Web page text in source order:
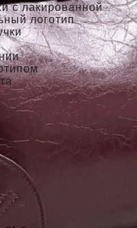
с лакированной
логотип